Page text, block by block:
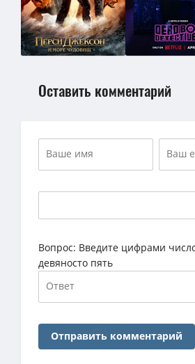
Оставить комментарий
Вопрос: Введите цифрами
девяносто пять
Отправить комментарий